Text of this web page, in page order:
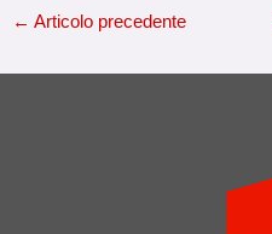
← Articolo precedente